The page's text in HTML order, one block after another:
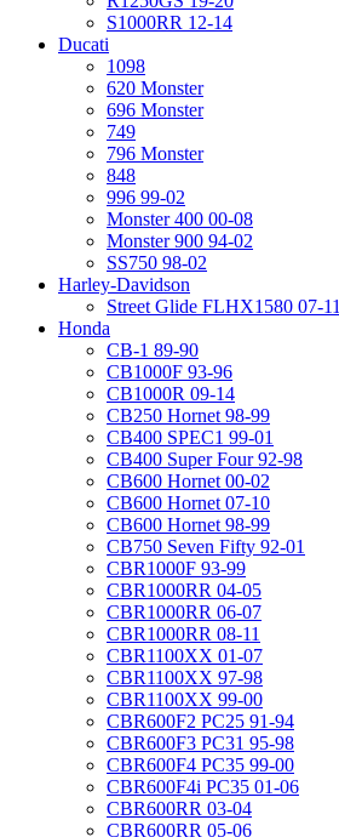
S1000RR 12-14
Ducati
1098
620 Monster
696 Monster
749
796 Monster
848
996 99-02
Monster 400 00-08
Monster 900 94-02
SS750 98-02
Harley-Davidson
Street Glide FLHX1580 07-11
Honda
CB-1 89-90
CB1000F 93-96
CB1000R 09-14
CB250 Hornet 98-99
CB400 SPEC1 99-01
CB400 Super Four 92-98
CB600 Hornet 00-02
CB600 Hornet 07-10
CB600 Hornet 98-99
CB750 Seven Fifty 92-01
CBR1000F 93-99
CBR1000RR 04-05
CBR1000RR 06-07
CBR1000RR 08-11
CBR1100XX 01-07
CBR1100XX 97-98
CBR1100XX 99-00
CBR600F2 PC25 91-94
CBR600F3 PC31 95-98
CBR600F4 PC35 99-00
CBR600F4i PC35 01-06
CBR600RR 03-04
CBR600RR 05-06